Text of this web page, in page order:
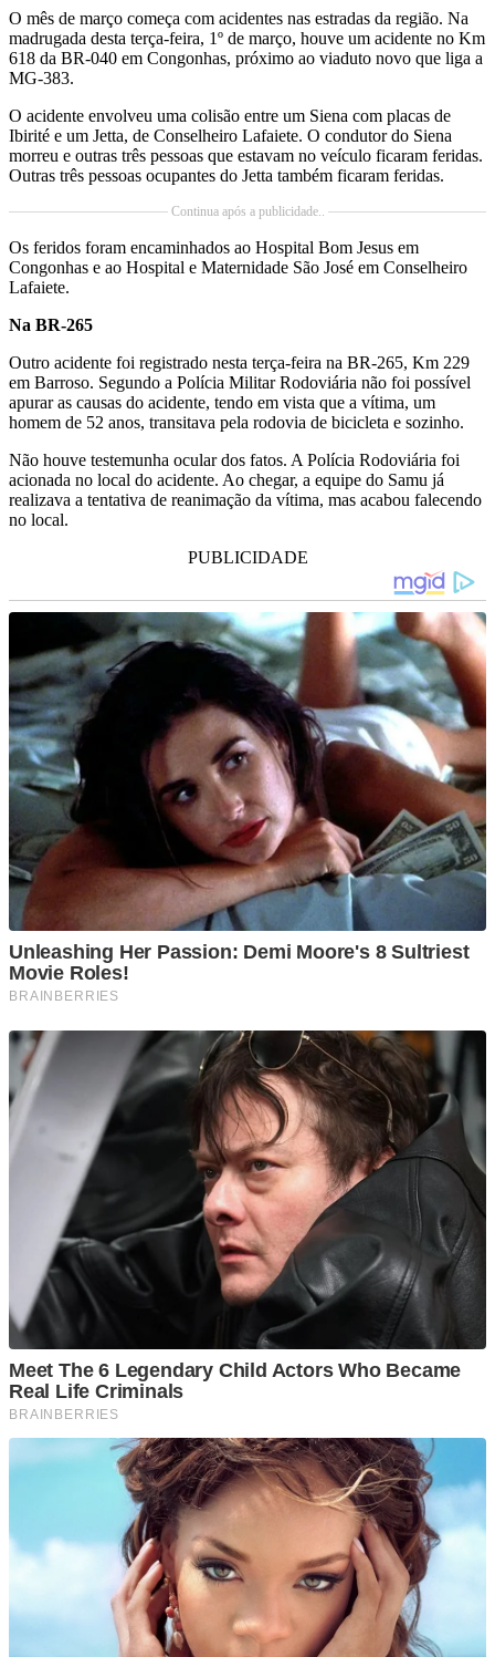
O mês de março começa com acidentes nas estradas da região. Na
madrugada desta terça-feira, 1º de março, houve um acidente no Km
618 da BR-040 em Congonhas, próximo ao viaduto novo que liga a
MG-383.
O acidente envolveu uma colisão entre um Siena com placas de
Ibirité e um Jetta, de Conselheiro Lafaiete. O condutor do Siena
morreu e outras três pessoas que estavam no veículo ficaram feridas.
Outras três pessoas ocupantes do Jetta também ficaram feridas.
Continua após a publicidade..
Os feridos foram encaminhados ao Hospital Bom Jesus em
Congonhas e ao Hospital e Maternidade São José em Conselheiro
Lafaiete.
Na BR-265
Outro acidente foi registrado nesta terça-feira na BR-265, Km 229
em Barroso. Segundo a Polícia Militar Rodoviária não foi possível
apurar as causas do acidente, tendo em vista que a vítima, um
homem de 52 anos, transitava pela rodovia de bicicleta e sozinho.
Não houve testemunha ocular dos fatos. A Polícia Rodoviária foi
acionada no local do acidente. Ao chegar, a equipe do Samu já
realizava a tentativa de reanimação da vítima, mas acabou falecendo
no local.
PUBLICIDADE